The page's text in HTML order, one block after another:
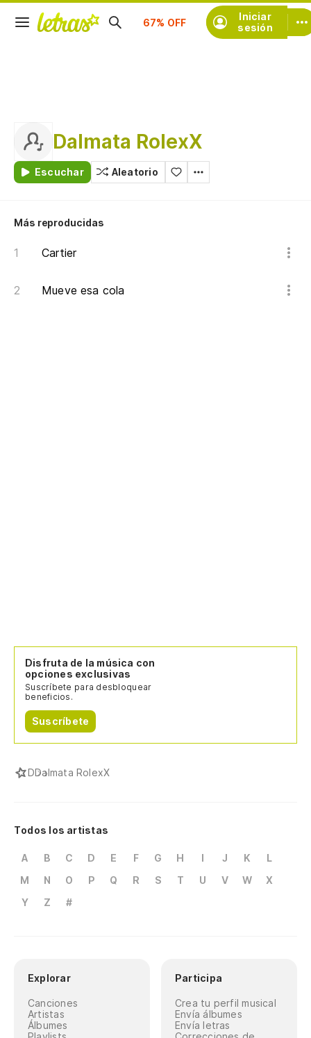
Iniciar
sesión
Suscríbete
Dalmata RolexX
Escuchar Aleatorio
Más reproducidas
Cartier
Mueve esa cola
Disfruta de la música con
opciones exclusivas
Suscríbete para desbloquear
beneficios.
Suscríbete
DDalmata RolexX
Todos los artistas
A B C D E F G H I J K
L
M
N O P Q R S T U V W
X
Y
Z #
Explorar
Canciones
Artistas
Álbumes
Participa
Crea tu perfil musical
Envía álbumes
Envía letras